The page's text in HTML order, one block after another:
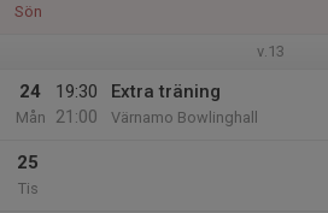
Sön
v.13
24
Mån
19:30
21:00
Extra träning
Värnamo Bowlinghall
25
Tis